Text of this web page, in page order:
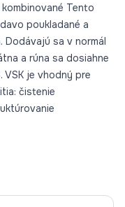
Tento
poukladané a
sa v normál
a rúna sa dosiahne
VSK je vhodný pre
čistenie